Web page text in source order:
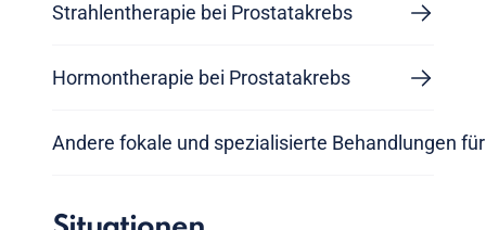
Strahlentherapie bei Prostatakrebs
Hormontherapie bei Prostatakrebs
Andere fokale und spezialisierte Behandlungen